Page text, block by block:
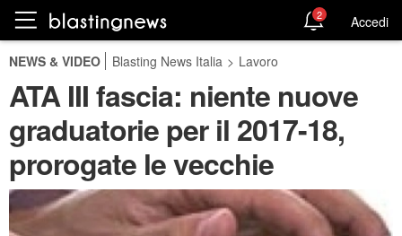
2 Accedi
NEWS & VIDEO Blasting News Italia > Lavoro
ATA III fascia: niente nuove
graduatorie per il 2017-18,
prorogate le vecchie